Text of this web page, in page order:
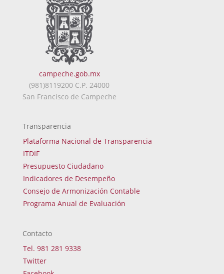
campeche.gob.mx
(981)8119200 C.P. 24000
San Francisco de Campeche
Transparencia
Plataforma Nacional de Transparencia
ITDIF
Presupuesto Ciudadano
Indicadores de Desempeño
Consejo de Armonización Contable
Programa Anual de Evaluación
Contacto
Tel. 981 281 9338
Twitter